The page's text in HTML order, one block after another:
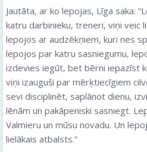
Jautāta, ar ko lepojas, Līga saka:
katru darbinieku, treneri, viņi veic
lepojos ar audzēkņiem, kuri nes
lepojos par katru sasniegumu,
izdevies iegūt, bet bērni iepazīst
viņi izauguši par mērķtiecīgiem
sevi disciplinēt, saplānot dienu,
lēnām un pakāpeniski sasniegt.
Valmieru un mūsu novadu. Un
lielākais atbalsts.”